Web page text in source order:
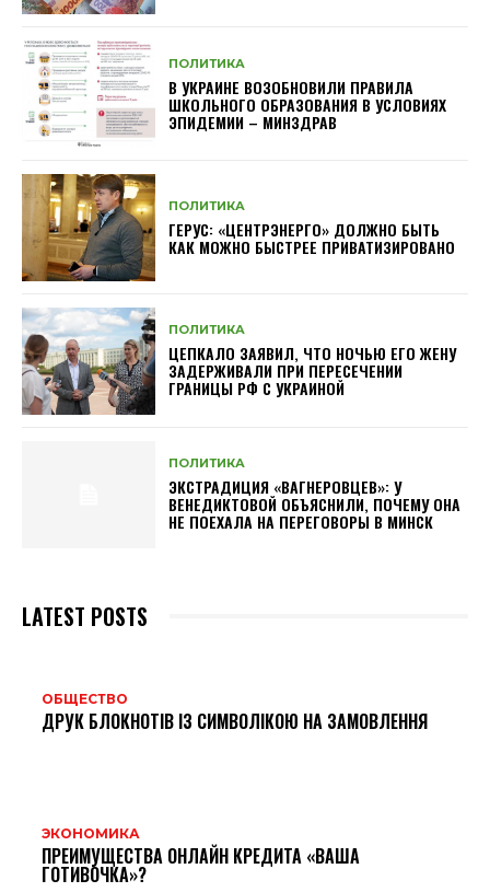
ПОЛИТИКА
В УКРАИНЕ ВОЗОБНОВИЛИ ПРАВИЛА
ШКОЛЬНОГО ОБРАЗОВАНИЯ В УСЛОВИЯХ
ЭПИДЕМИИ – МИНЗДРАВ
ПОЛИТИКА
ГЕРУС: «ЦЕНТРЭНЕРГО» ДОЛЖНО БЫТЬ
КАК МОЖНО БЫСТРЕЕ ПРИВАТИЗИРОВАНО
ПОЛИТИКА
ЦЕПКАЛО ЗАЯВИЛ, ЧТО НОЧЬЮ ЕГО ЖЕНУ
ЗАДЕРЖИВАЛИ ПРИ ПЕРЕСЕЧЕНИИ
ГРАНИЦЫ РФ С УКРАИНОЙ
ПОЛИТИКА
ЭКСТРАДИЦИЯ «ВАГНЕРОВЦЕВ»: У
ВЕНЕДИКТОВОЙ ОБЪЯСНИЛИ, ПОЧЕМУ ОНА
НЕ ПОЕХАЛА НА ПЕРЕГОВОРЫ В МИНСК
LATEST POSTS
ОБЩЕСТВО
ДРУК БЛОКНОТІВ ІЗ СИМВОЛІКОЮ НА ЗАМОВЛЕННЯ
ЭКОНОМИКА
ПРЕИМУЩЕСТВА ОНЛАЙН КРЕДИТА «ВАША
ГОТИВОЧКА»?